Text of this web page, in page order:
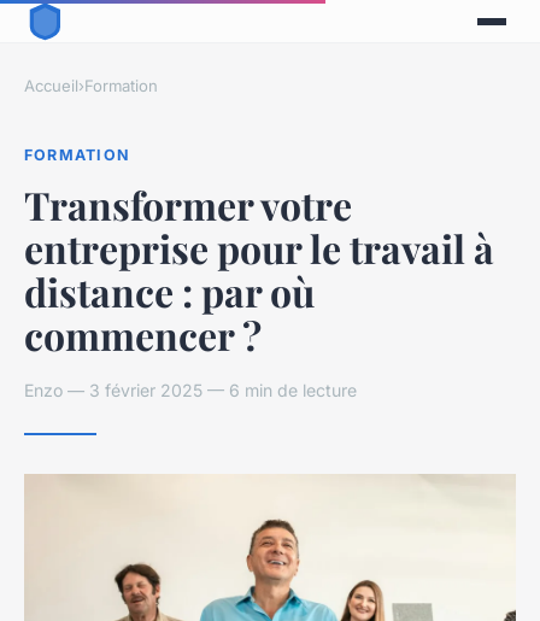
Accueil›Formation
FORMATION
Transformer votre
entreprise pour le travail à
distance : par où
commencer ?
Enzo — 3 février 2025 — 6 min de lecture